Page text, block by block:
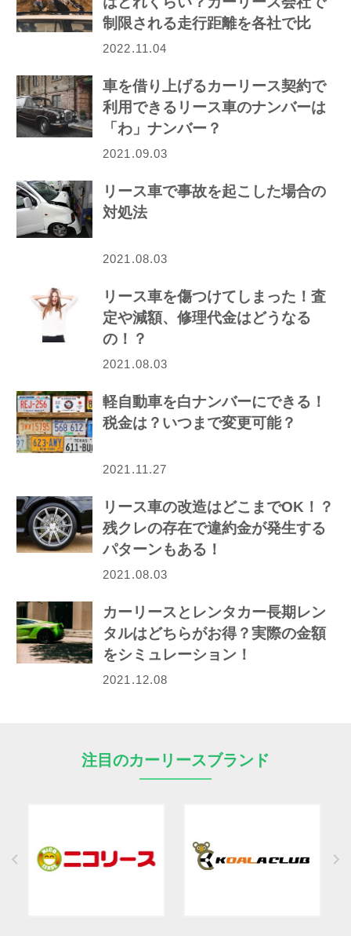
制限される走行距離を各社で比
較！
2022.11.04
車を借り上げるカーリース契約で
利用できるリース車のナンバーは
「わ」ナンバー？
2021.09.03
リース車で事故を起こした場合の
対処法
2021.08.03
リース車を傷つけてしまった！査
定や減額、修理代金はどうなる
の！？
2021.08.03
軽自動車を白ナンバーにできる！
税金は？いつまで変更可能？
2021.11.27
リース車の改造はどこまでOK！？
残クレの存在で違約金が発生する
パターンもある！
2021.08.03
カーリースとレンタカー長期レン
タルはどちらがお得？実際の金額
をシミュレーション！
2021.12.08
注目のカーリースブランド